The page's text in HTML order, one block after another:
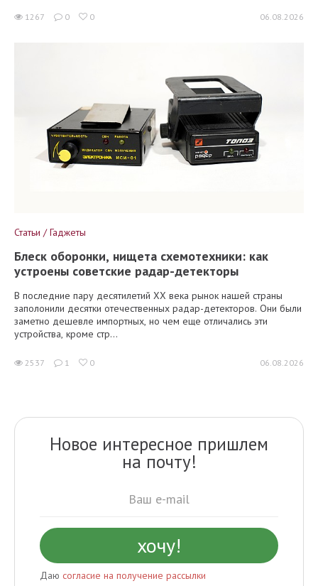
1267 0 0 06.08.2026
Статьи / Гаджеты
Блеск оборонки, нищета схемотехники: как
устроены советские радар-детекторы
В последние пару десятилетий XX века рынок нашей страны
заполонили десятки отечественных радар-детекторов. Они были
заметно дешевле импортных, но чем еще отличались эти
устройства, кроме стр...
2537 1 0 06.08.2026
Новое интересное пришлем
на почту!
Даю согласие на получение рассылки